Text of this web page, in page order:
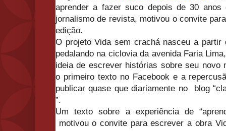
aprender a fazer suco depois de 30
jornalismo de revista, motivou o convite
edição.
O projeto Vida sem crachá nasceu a partir
pedalando na ciclovia da avenida Faria
ideia de escrever histórias sobre seu novo
o primeiro texto no Facebook e a
publicar quase que diariamente no blog “
”.
Um texto sobre a experiência de
motivou o convite para escrever a obra